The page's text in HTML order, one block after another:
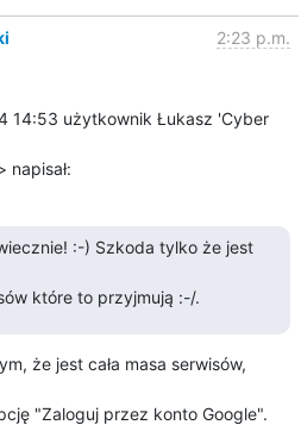
2:23 p.m.
14:53 użytkownik Łukasz 'Cyber
napisał:
:-) Szkoda tylko że jest
które to przyjmują :-/.
że jest cała masa serwisów,
"Zaloguj przez konto Google".